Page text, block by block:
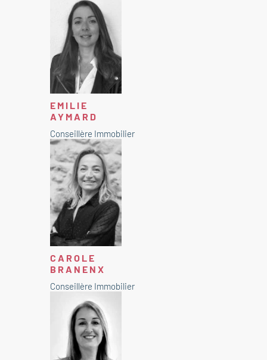
EMILIE
AYMARD
Conseillère Immobilier
CAROLE
BRANENX
Conseillère Immobilier